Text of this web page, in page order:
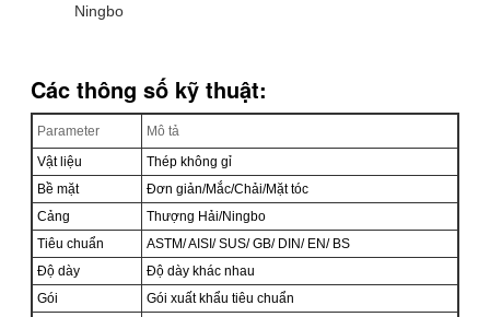
Ningbo
Các thông số kỹ thuật:
Parameter
Mô tả
Vật liệu
Thép không gỉ
Bề mặt
Đơn giản/Mắc/Chải/Mặt tóc
Cảng
Thượng Hải/Ningbo
Tiêu chuẩn
ASTM/ AISI/ SUS/ GB/ DIN/ EN/ BS
Độ dày
Độ dày khác nhau
Gói
Gói xuất khẩu tiêu chuẩn